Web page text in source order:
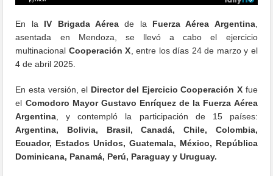
En la IV Brigada Aéreade la Fuerza Aérea Argentina,
asentada en Mendoza, se llevó a cabo el ejercicio
multinacional Cooperación X , entre los días 24 de marzo y el
4 de abril 2025.
En esta versión, el Director del Ejercicio Cooperación Xfue
el Comodoro Mayor Gustavo Enríquez de la Fuerza Aérea
Argentina , y contempló la participación de 15 países:
Argentina, Bolivia, Brasil, Canadá, Chile, Colombia,
Ecuador, Estados Unidos, Guatemala, México, República
Dominicana, Panamá, Perú, Paraguay y Uruguay.